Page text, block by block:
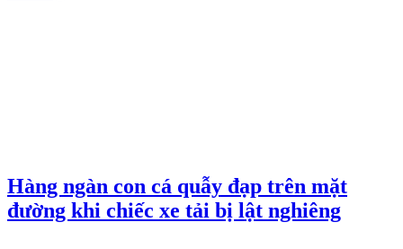
Hàng ngàn con cá quẫy đạp trên mặt
đường khi chiếc xe tải bị lật nghiêng